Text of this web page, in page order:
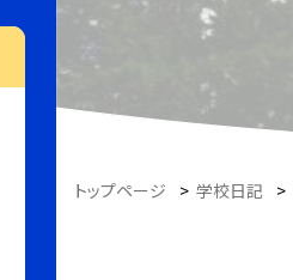
トップページ > 学校日記 >